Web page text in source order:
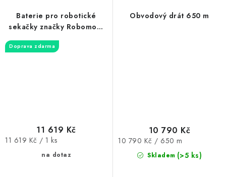
Baterie pro robotické
sekačky značky Robomow,
Doprava zdarma
na dotaz
11 619 Kč
Měrná
11 619 Kč / 1 ks
Obvodový drát 650 m
Skladem (>5 ks)
10 790 Kč
Měrná
10 790 Kč / 650 m